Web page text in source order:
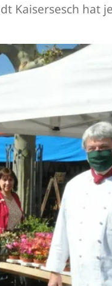
Kaisersesch hat